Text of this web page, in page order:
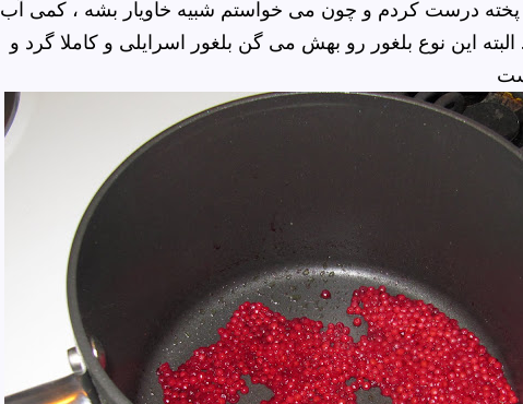
پخته درست کردم و چون می خواستم شبیه خاویار بشه ، کمی آب
این نوع بلغور رو بهش می گن بلغور اسرایلی و کاملا گرد و